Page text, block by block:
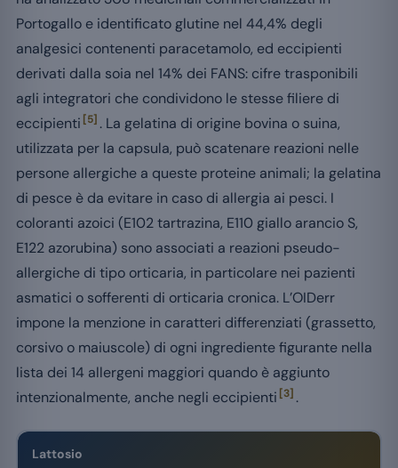
Portogallo e identificato glutine nel 44,4% degli
analgesici contenenti paracetamolo, ed eccipienti
derivati dalla soia nel 14% dei FANS: cifre trasponibili
agli integratori che condividono le stesse filiere di
eccipienti [5] . La gelatina di origine bovina o suina,
utilizzata per la capsula, può scatenare reazioni nelle
persone allergiche a queste proteine animali; la gelatina
di pesce è da evitare in caso di allergia ai pesci. I
coloranti azoici (E102 tartrazina, E110 giallo arancio S,
E122 azorubina) sono associati a reazioni pseudo-
allergiche di tipo orticaria, in particolare nei pazienti
asmatici o sofferenti di orticaria cronica. L’OIDerr
impone la menzione in caratteri differenziati (grassetto,
corsivo o maiuscole) di ogni ingrediente figurante nella
lista dei 14 allergeni maggiori quando è aggiunto
intenzionalmente, anche negli eccipienti [3] .
Eccipienti allergeni comuni negli integratori alimentari e
Lattosio